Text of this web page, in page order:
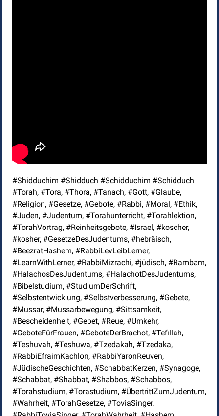
#Shidduchim #Shidduch #Schidduchim #Schidduch
#Torah, #Tora, #Thora, #Tanach, #Gott, #Glaube,
#Religion, #Gesetze, #Gebote, #Rabbi, #Moral, #Ethik,
#Juden, #Judentum, #Torahunterricht, #Torahlektion,
#TorahVortrag, #Reinheitsgebote, #Israel, #koscher,
#kosher, #GesetzeDesJudentums, #hebräisch,
#BeezratHashem, #RabbiLevLeibLerner,
#LearnWithLerner, #RabbiMizrachi, #jüdisch, #Rambam,
#HalachosDesJudentums, #HalachotDesJudentums,
#Bibelstudium, #StudiumDerSchrift,
#Selbstentwicklung, #Selbstverbesserung, #Gebete,
#Mussar, #Mussarbewegung, #Sittsamkeit,
#Bescheidenheit, #Gebet, #Reue, #Umkehr,
#GeboteFürFrauen, #GeboteDerBrachot, #Tefillah,
#Teshuvah, #Teshuwa, #Tzedakah, #Tzedaka,
#RabbiEfraimKachlon, #RabbiYaronReuven,
#JüdischeGeschichten, #SchabbatKerzen, #Synagoge,
#Schabbat, #Shabbat, #Shabbos, #Schabbos,
#Torahstudium, #Torastudium, #ÜbertrittZumJudentum,
#Wahrheit, #TorahGesetze, #ToviaSinger,